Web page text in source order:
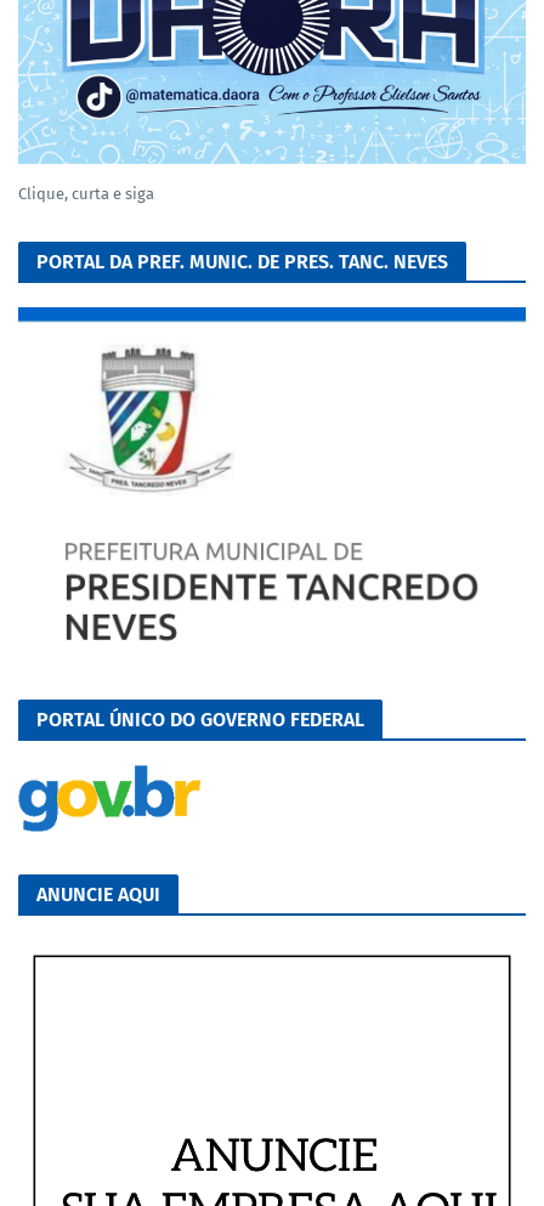
Clique, curta e siga
PORTAL DA PREF. MUNIC. DE PRES. TANC. NEVES
PORTAL ÚNICO DO GOVERNO FEDERAL
ANUNCIE AQUI